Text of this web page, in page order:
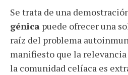
Se trata de una
génica puede ofrecer una
raíz del problema
manifiesto que la relevancia
la comunidad celíaca es